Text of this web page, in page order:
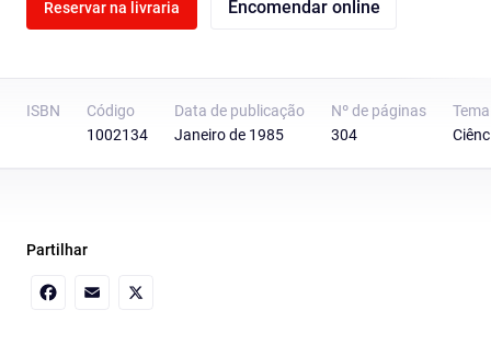
Reservar na livraria Encomendar online
ISBN
Código
1002134
Data de publicação
Janeiro de 1985
Nº de páginas
304
Tema
Partilhar